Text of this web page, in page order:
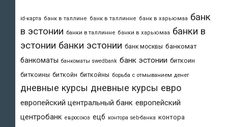
id-карта банк в таллине банк в таллинне банк в харьюмаа банк
в эстонии банки в таллинне банки в харьюмаа банки в
эстонии банки эстонии банк москвы банкомат
банкоматы банкоматы swedbank банк эстонии биткоин
биткоины биткойн биткойны борьба с отмыванием денег
дневные курсы дневные курсы евро
европейский центральный банк европейский
центробанк евросоюз ецб контора seb-банка контора